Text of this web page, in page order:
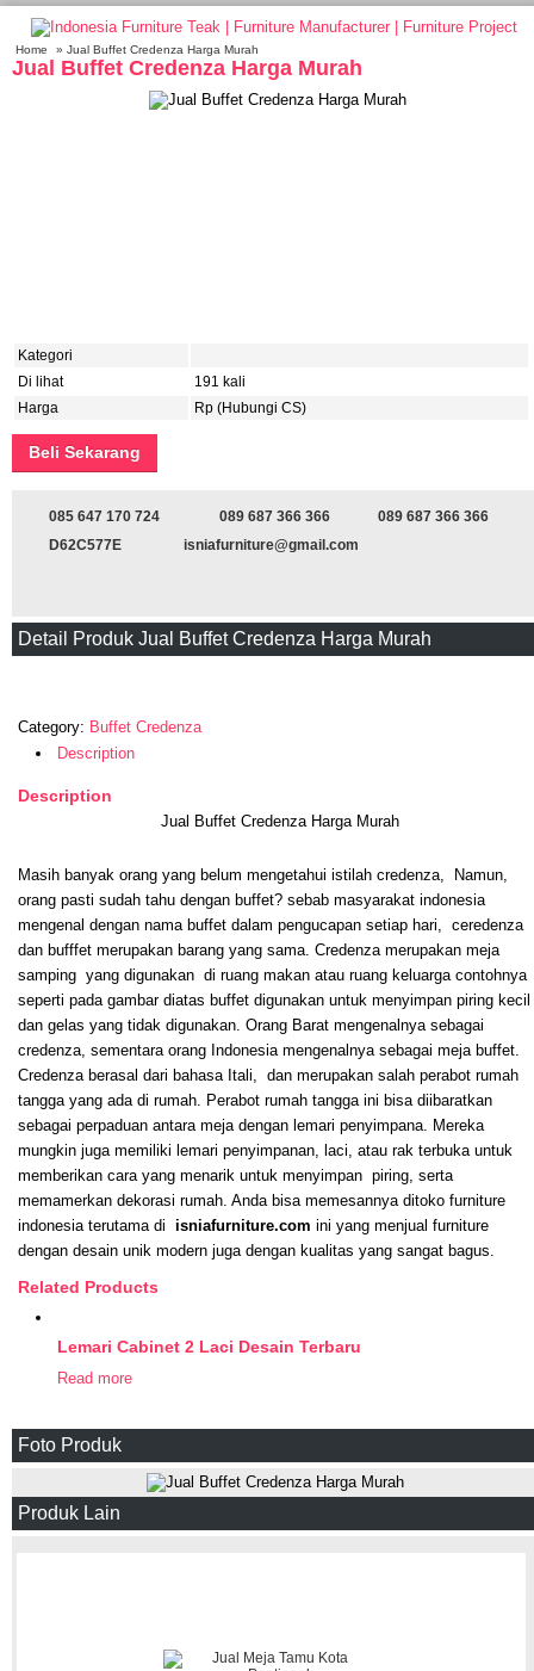
Home » Jual Buffet Credenza Harga Murah
Jual Buffet Credenza Harga Murah
Kategori
Di lihat
191 kali
Harga
Rp (Hubungi CS)
Beli Sekarang
085 647 170 724 089 687 366 366
089 687 366 366
D62C577E
isniafurniture@gmail.com
Detail Produk Jual Buffet Credenza Harga Murah
Category: Buffet Credenza
Description
Description
Jual Buffet Credenza Harga Murah
Masih banyak orang yang belum mengetahui istilah credenza, Namun,
orang pasti sudah tahu dengan buffet? sebab masyarakat indonesia
mengenal dengan nama buffet dalam pengucapan setiap hari, ceredenza
dan bufffet merupakan barang yang sama. Credenza merupakan meja
samping yang digunakan di ruang makan atau ruang keluarga contohnya
seperti pada gambar diatas buffet digunakan untuk menyimpan piring kecil
dan gelas yang tidak digunakan. Orang Barat mengenalnya sebagai
credenza, sementara orang Indonesia mengenalnya sebagai meja buffet.
Credenza berasal dari bahasa Itali, dan merupakan salah perabot rumah
tangga yang ada di rumah. Perabot rumah tangga ini bisa diibaratkan
sebagai perpaduan antara meja dengan lemari penyimpana. Mereka
mungkin juga memiliki lemari penyimpanan, laci, atau rak terbuka untuk
memberikan cara yang menarik untuk menyimpan piring, serta
memamerkan dekorasi rumah. Anda bisa memesannya ditoko furniture
indonesia terutama di isniafurniture.com ini yang menjual furniture
dengan desain unik modern juga dengan kualitas yang sangat bagus.
Related Products
Lemari Cabinet 2 Laci Desain Terbaru
Read more
Foto Produk
Produk Lain